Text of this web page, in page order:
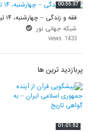
00:55:37
فقه و زندگی – چهارشنبه، ۱۴ تیر ۱۴۰۲
شبکه جهانی نور
1433 views
پربازدید ترین ها
01:01:52